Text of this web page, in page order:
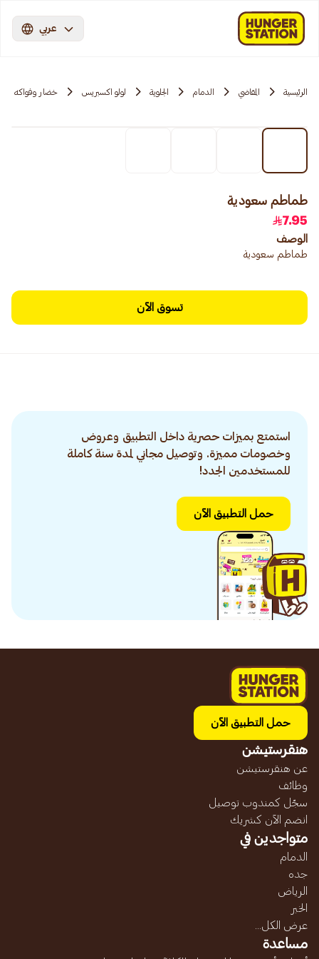
عربي
الرئيسية المقاضي الدمام الجلوية لولو اكسبريس خضار وفواكه
طماطم سعودية
7.95
الوصف
طماطم سعودية
تسوق الآن
استمتع بميزات حصرية داخل التطبيق وعروض
وخصومات مميزة. وتوصيل مجاني لمدة سنة كاملة
للمستخدمين الجدد!
حمل التطبيق الآن
حمل التطبيق الآن
هنقرستيشن
عن هنقرستيشن
وظائف
سجّل كمندوب توصيل
انضم الآن كشريك
متواجدين في
الدمام
جده
الرياض
الخبر
عرض الكل...
مساعدة